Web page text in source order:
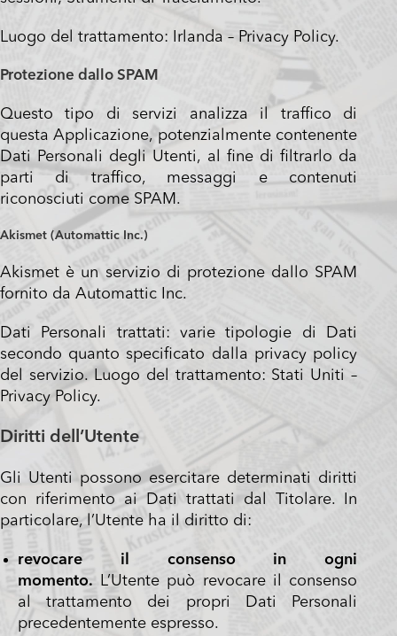
Luogo del trattamento: Irlanda – Privacy Policy.
Protezione dallo SPAM
Questo tipo di servizi analizza il traffico di
questa Applicazione, potenzialmente contenente
Dati Personali degli Utenti, al fine di filtrarlo da
parti di traffico, messaggi e contenuti
riconosciuti come SPAM.
Akismet (Automattic Inc.)
Akismet è un servizio di protezione dallo SPAM
fornito da Automattic Inc.
Dati Personali trattati: varie tipologie di Dati
secondo quanto specificato dalla privacy policy
del servizio. Luogo del trattamento: Stati Uniti –
Privacy Policy.
Diritti dell’Utente
Gli Utenti possono esercitare determinati diritti
con riferimento ai Dati trattati dal Titolare. In
particolare, l’Utente ha il diritto di:
revocare il consenso in ogni
momento. L’Utente può revocare il consenso
al trattamento dei propri Dati Personali
precedentemente espresso.